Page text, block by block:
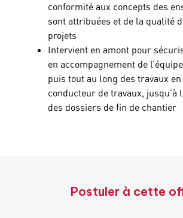
conformité aux concepts des
sont attribuées et de la qualité
projets
Intervient en amont pour
en accompagnement de
puis tout au long des travaux
conducteur de travaux, jusqu’à
des dossiers de fin de chantier
Postuler à cette